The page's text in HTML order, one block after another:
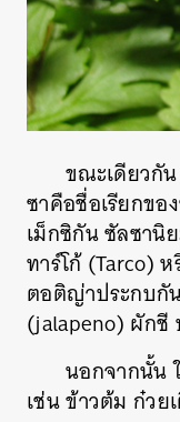
ขณะเดียวกัน
ซาคือชื่อเรียกข
เม็กซิกันซัลซานิ
ทาร์โก้(Tarco)ห
ตอติญ่าประกบกั
(jalapeno) ผักชี
นอกจากนั้น
เช่นข้าวต้ม ก๋วย